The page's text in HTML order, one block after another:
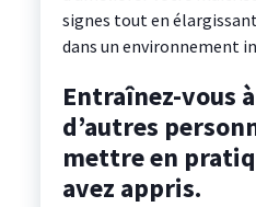
signes tout en
dans un environnement
Entraînez-vous
d’autres
mettre en
avez appris.